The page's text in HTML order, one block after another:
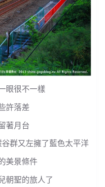
眼很不一樣
許落差
著月台
群又左擁了藍色太平洋
美景條件
朝聖的旅人了